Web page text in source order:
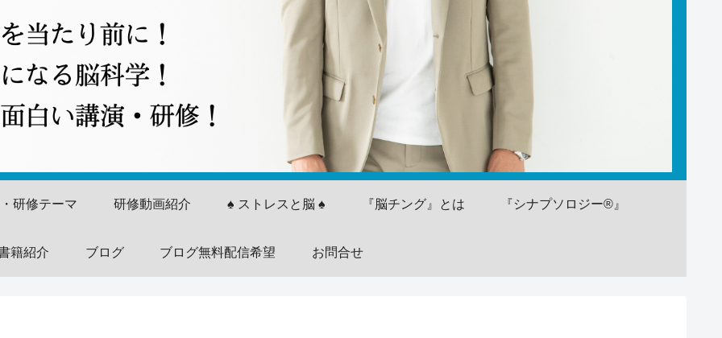
研修テーマ 研修動画紹介 ♠ ストレスと脳 ♠ 『脳チング』とは 『シナプソロジー®』
籍紹介 ブログ ブログ無料配信希望 お問合せ